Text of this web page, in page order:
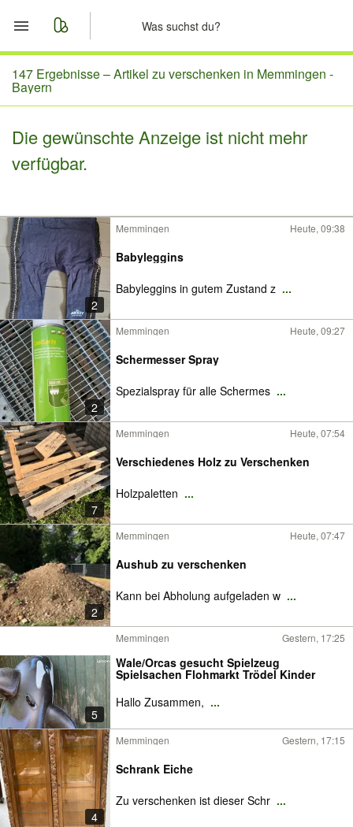
Start
Merkliste
Nachrichten
147 Ergebnisse –Artikel zu verschenken in Memmingen -
Bayern
Die gewünschte Anzeige ist nicht mehr
verfügbar.
2
Memmingen Heute, 09:38
Babyleggins
Babyleggins in gutem Zustand z ...
2
Memmingen Heute, 09:27
Schermesser Spray
Spezialspray für alle Schermes ...
7
Memmingen Heute, 07:54
Verschiedenes Holz zu Verschenken
Holzpaletten ...
2
Memmingen Heute, 07:47
Aushub zu verschenken
Kann bei Abholung aufgeladen w ...
5
Memmingen Gestern, 17:25
Wale/Orcas gesucht Spielzeug
Spielsachen Flohmarkt Trödel Kinder
Hallo Zusammen, ...
4
Memmingen Gestern, 17:15
Schrank Eiche
Zu verschenken ist dieser Schr ...